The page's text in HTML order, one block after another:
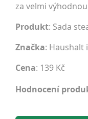
za velmi
Produkt: Sada
Značka: Haushalt
Cena: 139 Kč
Hodnocení